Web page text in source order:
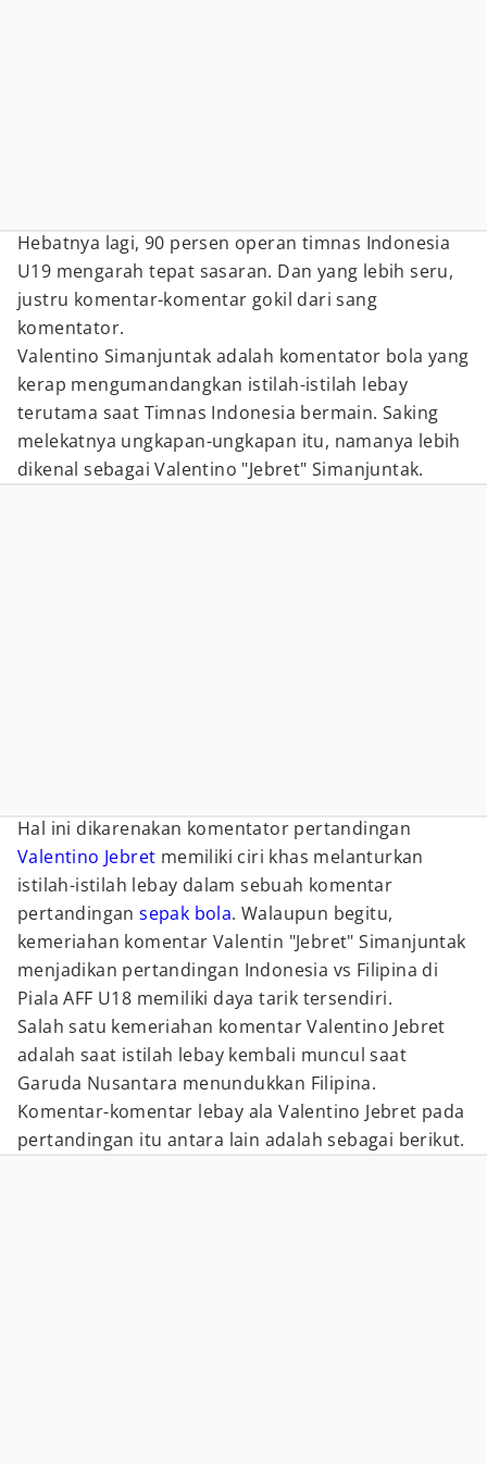
Hebatnya lagi, 90 persen operan timnas Indonesia
U19 mengarah tepat sasaran. Dan yang lebih seru,
justru komentar-komentar gokil dari sang
komentator.
Valentino Simanjuntak adalah komentator bola yang
kerap mengumandangkan istilah-istilah lebay
terutama saat Timnas Indonesia bermain. Saking
melekatnya ungkapan-ungkapan itu, namanya lebih
dikenal sebagai Valentino "Jebret" Simanjuntak.
Hal ini dikarenakan komentator pertandingan
Valentino Jebret memiliki ciri khas melanturkan
istilah-istilah lebay dalam sebuah komentar
pertandingansepak bola. Walaupun begitu,
kemeriahan komentar Valentin "Jebret" Simanjuntak
menjadikan pertandingan Indonesia vs Filipina di
Piala AFF U18 memiliki daya tarik tersendiri.
Salah satu kemeriahan komentar Valentino Jebret
adalah saat istilah lebay kembali muncul saat
Garuda Nusantara menundukkan Filipina.
Komentar-komentar lebay ala Valentino Jebret pada
pertandingan itu antara lain adalah sebagai berikut.